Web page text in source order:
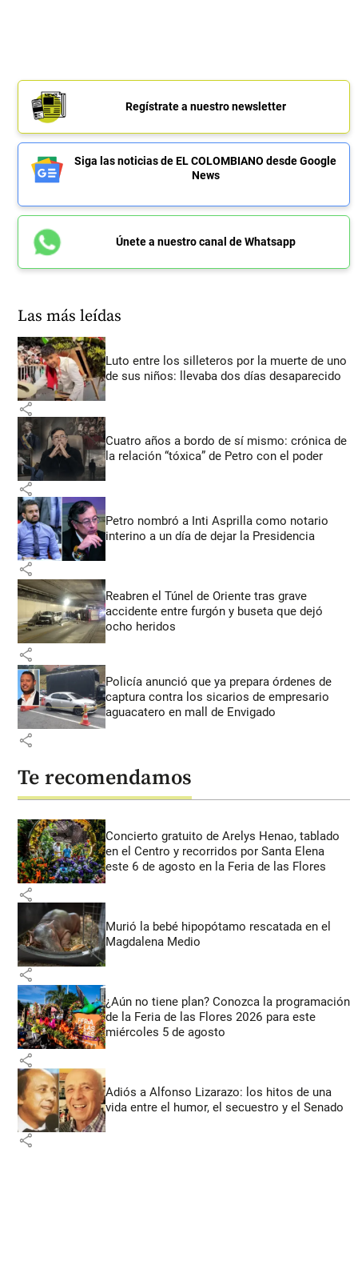
Regístrate a nuestro newsletter
Siga las noticias de EL COLOMBIANO desde Google
News
Únete a nuestro canal de Whatsapp
Las más leídas
Luto entre los silleteros por la muerte de uno
de sus niños: llevaba dos días desaparecido
share
Cuatro años a bordo de sí mismo: crónica de
la relación “tóxica” de Petro con el poder
share
Petro nombró a Inti Asprilla como notario
interino a un día de dejar la Presidencia
share
Reabren el Túnel de Oriente tras grave
accidente entre furgón y buseta que dejó
ocho heridos
share
Policía anunció que ya prepara órdenes de
captura contra los sicarios de empresario
aguacatero en mall de Envigado
share
Te recomendamos
Concierto gratuito de Arelys Henao, tablado
en el Centro y recorridos por Santa Elena
este 6 de agosto en la Feria de las Flores
share
Murió la bebé hipopótamo rescatada en el
Magdalena Medio
share
¿Aún no tiene plan? Conozca la programación
de la Feria de las Flores 2026 para este
miércoles 5 de agosto
share
Adiós a Alfonso Lizarazo: los hitos de una
vida entre el humor, el secuestro y el Senado
share